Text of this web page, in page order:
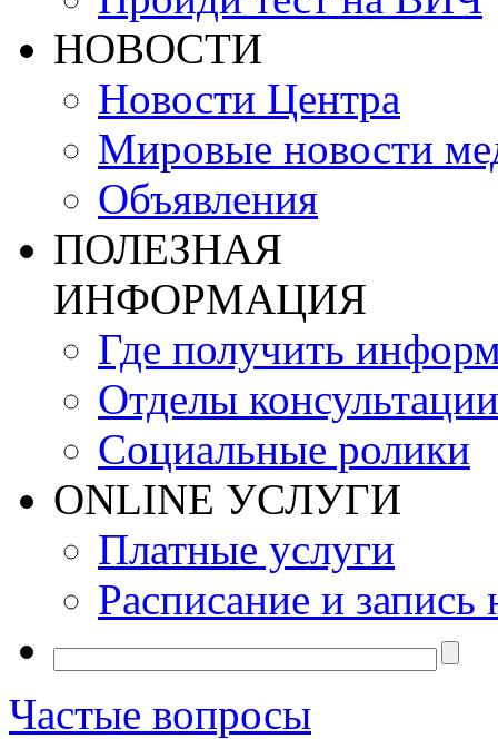
НОВОСТИ
Новости Центра
Мировые новости
Объявления
ПОЛЕЗНАЯ
ИНФОРМАЦИЯ
Где получить
Отделы консультации
Социальные ролики
ONLINE УСЛУГИ
Платные услуги
Расписание и запись
Частые вопросы